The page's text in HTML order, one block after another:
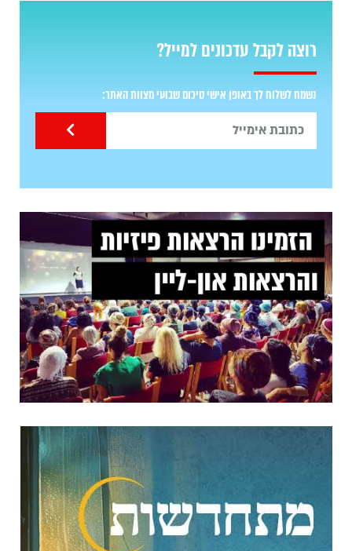
רוצה לקבל עדכונים למייל?
נשמח לשלוח לך באופן אישי סיכום שבועי מצוות האתר: